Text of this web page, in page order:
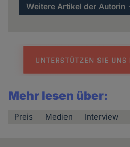
Weitere Artikel der Autorin
Mehr lesen über:
Preis Medien Interview